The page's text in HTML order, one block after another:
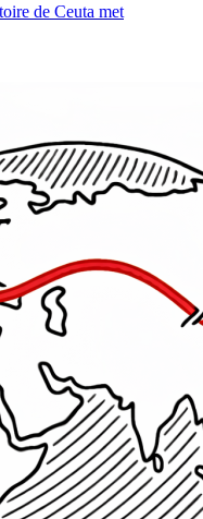
de Ceuta met